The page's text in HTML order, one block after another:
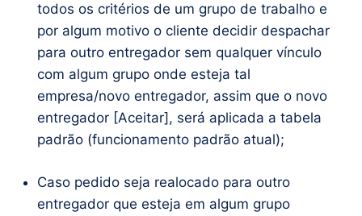
todos os critérios de um grupo de trabalho e
por algum motivo o cliente decidir despachar
para outro entregador sem qualquer vínculo
com algum grupo onde esteja tal
empresa/novo entregador, assim que o novo
entregador [Aceitar], será aplicada a tabela
padrão (funcionamento padrão atual);
Caso pedido seja realocado para outro
entregador que esteja em algum grupo